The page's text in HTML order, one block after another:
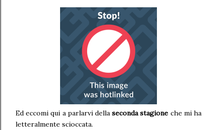
Ed eccomi qui a parlarvi della seconda stagione che mi ha
letteralmente scioccata.